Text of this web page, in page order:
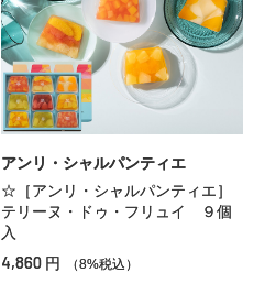
アンリ・シャルパンティエ
☆［アンリ・シャルパンティエ］
テリーヌ・ドゥ・フリュイ ９個
入
4,860 円 （8%税込）